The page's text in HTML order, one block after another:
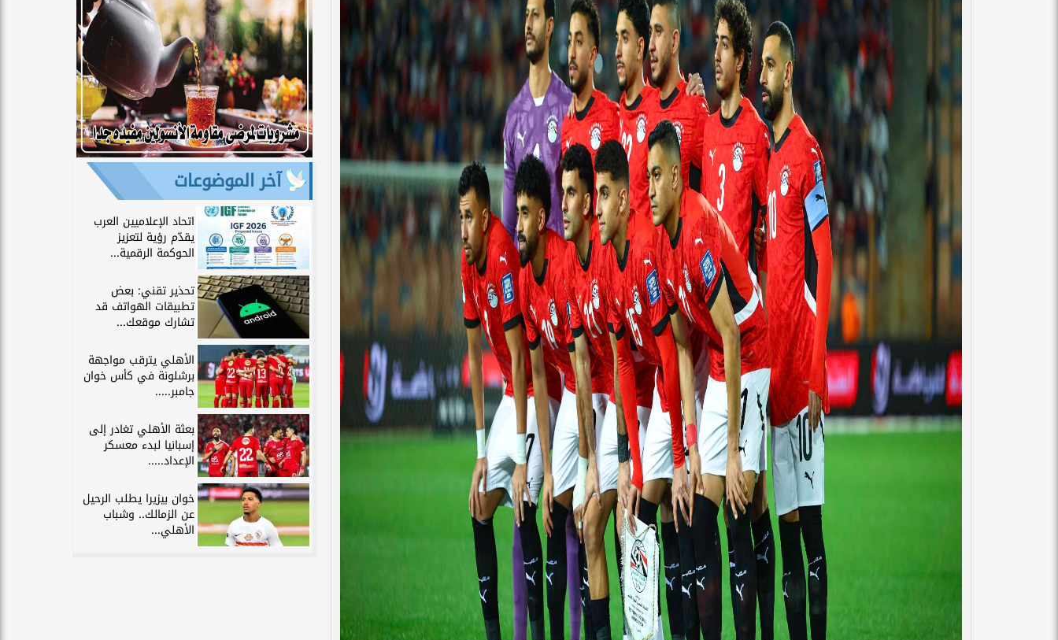
آخر الموضوعات
اتحاد الإعلاميين العرب
يقدّم رؤية لتعزيز
الحوكمة الرقمية...
تحذير تقني: بعض
تطبيقات الهواتف قد
تشارك موقعك...
الأهلي يترقب مواجهة
برشلونة في كأس خوان
جامبر.....
بعثة الأهلي تغادر إلى
إسبانيا لبدء معسكر
الإعداد.....
خوان بيزيرا يطلب الرحيل
عن الزمالك.. وشباب
الأهلي...